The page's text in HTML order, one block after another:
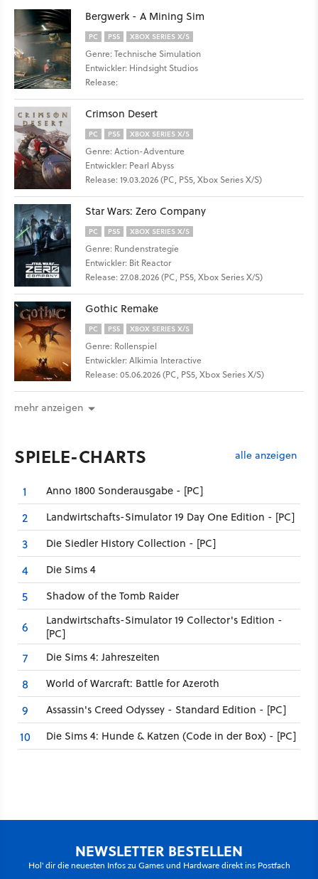
Bergwerk - A Mining Sim
PC PS5 XBOX SERIES X/S
Genre: Technische Simulation
Entwickler: Hindsight Studios
Release:
Crimson Desert
PC PS5 XBOX SERIES X/S
Genre: Action-Adventure
Entwickler: Pearl Abyss
Release: 19.03.2026 (PC, PS5, Xbox Series X/S)
Star Wars: Zero Company
PC PS5 XBOX SERIES X/S
Genre: Rundenstrategie
Entwickler: Bit Reactor
Release: 27.08.2026 (PC, PS5, Xbox Series X/S)
Gothic Remake
PC PS5 XBOX SERIES X/S
Genre: Rollenspiel
Entwickler: Alkimia Interactive
Release: 05.06.2026 (PC, PS5, Xbox Series X/S)
mehr anzeigen
SPIELE-CHARTS alle anzeigen
1 Anno 1800 Sonderausgabe - [PC]
2 Landwirtschafts-Simulator 19 Day One Edition - [PC]
3 Die Siedler History Collection - [PC]
4 Die Sims 4
5 Shadow of the Tomb Raider
6
Landwirtschafts-Simulator 19 Collector's Edition -
[PC]
7 Die Sims 4: Jahreszeiten
8 World of Warcraft: Battle for Azeroth
9 Assassin's Creed Odyssey - Standard Edition - [PC]
10 Die Sims 4: Hunde & Katzen (Code in der Box) - [PC]
NEWSLETTER BESTELLEN
Hol' dir die neuesten Infos zu Games und Hardware direkt ins Postfach